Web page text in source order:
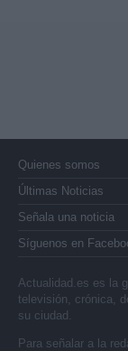
Quienes somos
Últimas Noticias
Señala una noticia
Síguenos en
Actualidad.es es la
televisión, crónica,
su ciudad.
Para señalar a la